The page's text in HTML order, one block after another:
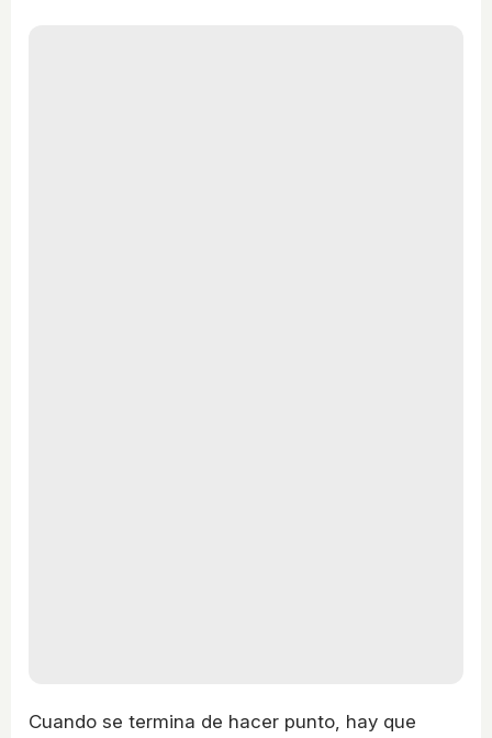
Cuando se termina de hacer punto, hay que